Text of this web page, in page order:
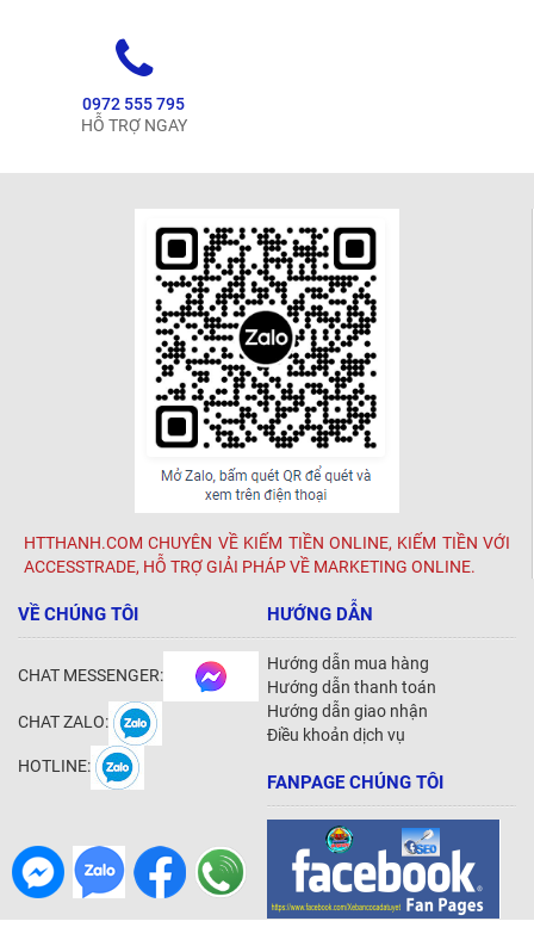
0972 555 795
HỖ TRỢ NGAY
HTTHANH.COM CHUYÊN VỀ KIẾM TIỀN ONLINE, KIẾM TIỀN VỚI
ACCESSTRADE, HỖ TRỢ GIẢI PHÁP VỀ MARKETING ONLINE.
VỀ CHÚNG TÔI
CHAT MESSENGER:
CHAT ZALO:
HOTLINE:
HƯỚNG DẪN
Hướng dẫn mua hàng
Hướng dẫn thanh toán
Hướng dẫn giao nhận
Điều khoản dịch vụ
FANPAGE CHÚNG TÔI